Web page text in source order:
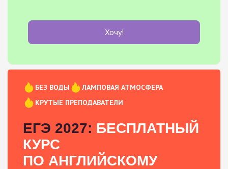
Хочу!
БЕЗ ВОДЫ
ЛАМПОВАЯ АТМОСФЕРА
КРУТЫЕ ПРЕПОДАВАТЕЛИ
ЕГЭ 2027: БЕСПЛАТНЫЙ
КУРС
ПО АНГЛИЙСКОМУ